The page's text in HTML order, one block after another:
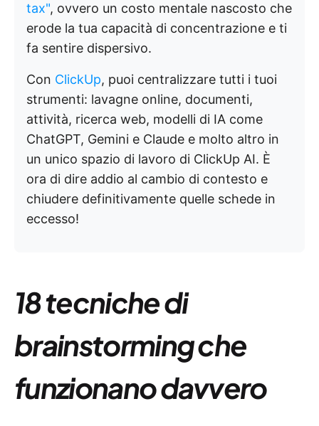
tax", ovvero un costo mentale nascosto che
erode la tua capacità di concentrazione e ti
fa sentire dispersivo.
Con ClickUp, puoi centralizzare tutti i tuoi
strumenti: lavagne online, documenti,
attività, ricerca web, modelli di IA come
ChatGPT, Gemini e Claude e molto altro in
un unico spazio di lavoro di ClickUp AI. È
ora di dire addio al cambio di contesto e
chiudere definitivamente quelle schede in
eccesso!
18 tecniche di
brainstorming che
funzionano davvero